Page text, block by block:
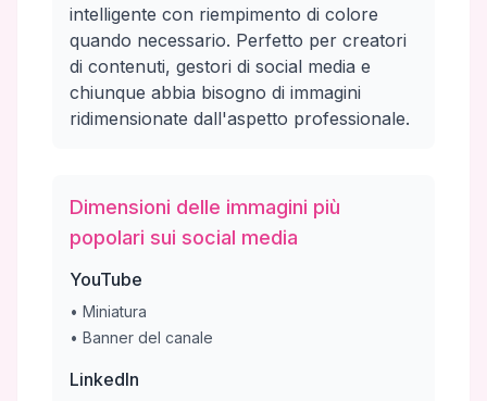
intelligente con riempimento di colore
quando necessario. Perfetto per creatori
di contenuti, gestori di social media e
chiunque abbia bisogno di immagini
ridimensionate dall'aspetto professionale.
Dimensioni delle immagini più
popolari sui social media
YouTube
• Miniatura
• Banner del canale
LinkedIn